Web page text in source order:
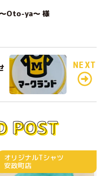
o
o
k
Oto-ya～ 様
NEXT
POST
オリジナルTシャツ
安政町店